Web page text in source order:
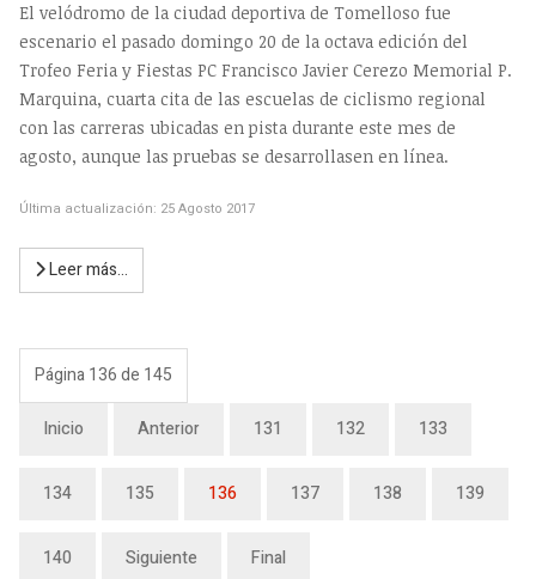
El velódromo de la ciudad deportiva de Tomelloso fue
escenario el pasado domingo 20 de la octava edición del
Trofeo Feria y Fiestas PC Francisco Javier Cerezo Memorial P.
Marquina, cuarta cita de las escuelas de ciclismo regional
con las carreras ubicadas en pista durante este mes de
agosto, aunque las pruebas se desarrollasen en línea.
Última actualización: 25 Agosto 2017
Leer más…
Página 136 de 145
Inicio Anterior 131 132 133
134 135 136 137 138 139
140 Siguiente Final